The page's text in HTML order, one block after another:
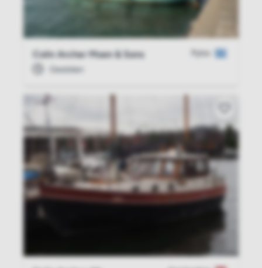
Colin Archer Moen & Sons
Pylos
Gesloten